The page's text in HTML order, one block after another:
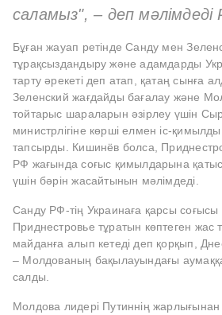
саламыз", – деп мәлімдеді
Бұған жауап ретінде Санду мен
тұрақсыздандыру және адамдарды
тарту әрекеті деп атап, қатаң сынға
Зеленский жағдайды бағалау және
тойтарыс шараларын әзірлеу үшін
министрлігіне көрші елмен іс-қимылды
тапсырды. Кишинёв болса,
РФ жағында соғыс қимылдарына
үшін бәрін жасайтынын мәлімдеді.
Санду РФ-тің Украинаға қарсы соғысы
Приднестровье тұратын көптеген жас
майданға алып кетеді деп қорқып,
– Молдованың бақылауындағы
салды.
Молдова лидері Путиннің